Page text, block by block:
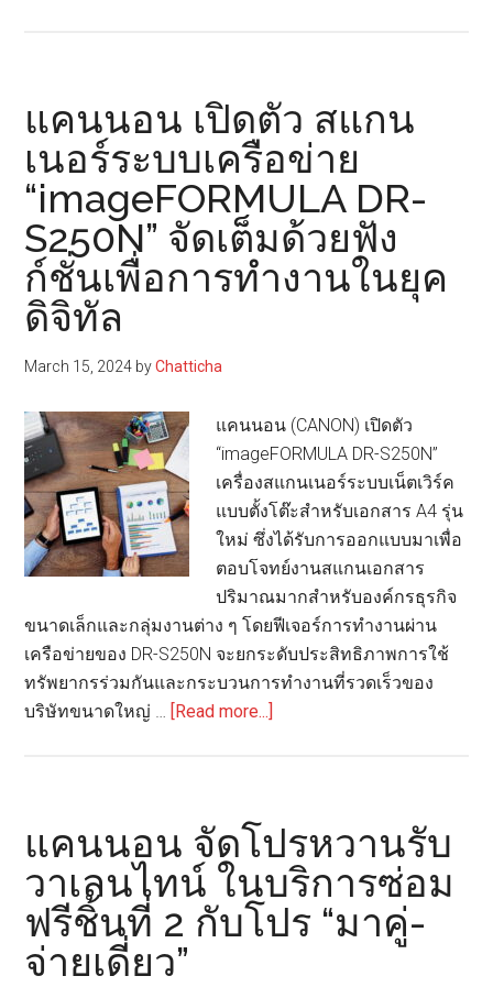
4
สุด
ยอด
รางวัล
โซลูชัน
อัจฉริยะ
พร้อม
ยุค
ดิจิทัล
รูป
แบบ
แคนนอน เปิดตัว สแกน
เนอร์ระบบเครือข่าย
“imageFORMULA DR-
S250N” จัดเต็มด้วยฟัง
ก์ชั่นเพื่อการทำงานในยุค
ดิจิทัล
March 15, 2024 byChatticha
แคนนอน (CANON) เปิดตัว
“imageFORMULA DR-S250N”
เครื่องสแกนเนอร์ระบบเน็ตเวิร์ค
แบบตั้งโต๊ะสำหรับเอกสาร A4 รุ่น
ใหม่ ซึ่งได้รับการออกแบบมาเพื่อ
ตอบโจทย์งานสแกนเอกสาร
ปริมาณมากสำหรับองค์กรธุรกิจ
ขนาดเล็กและกลุ่มงานต่าง ๆ โดยฟีเจอร์การทำงานผ่าน
เครือข่ายของ DR-S250N จะยกระดับประสิทธิภาพการใช้
ทรัพยากรร่วมกันและกระบวนการทำงานที่รวดเร็วของ
บริษัทขนาดใหญ่ …
[Read more...]
ตัว
สแกน
เนอ
ร์
ระบบ
แคนนอน จัดโปรหวานรับ
วาเลนไทน์ ในบริการซ่อม
ฟรีชิ้นที่ 2 กับโปร “มาคู่-
จ่ายเดี่ยว”